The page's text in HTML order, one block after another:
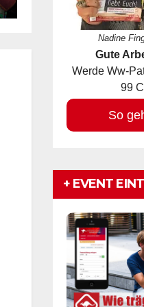
Nadine
Gute
Werde Ww-
99
So
+ EVENT